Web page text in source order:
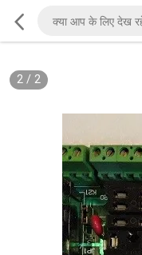
2/ 2